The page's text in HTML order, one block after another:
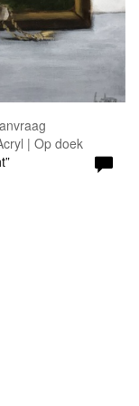
| Op doek